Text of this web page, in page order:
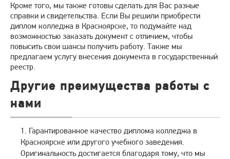
Кроме того, мы также готовы сделать для Вас разные
справки и свидетельства. Если Вы решили приобрести
диплом колледжа в Красноярске, то подумайте над
возможностью заказать документ с отличием, чтобы
повысить свои шансы получить работу. Также мы
предлагаем услугу внесения документа в государственный
реестр.
Другие преимущества работы с
нами
Гарантированное качество диплома колледжа в
Красноярске или другого учебного заведения.
Оригинальность достигается благодаря тому, что мы